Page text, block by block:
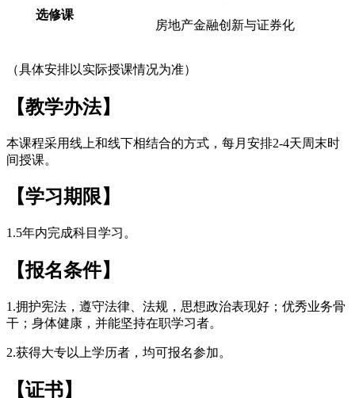
选修课
房地产金融创新与证券化
（具体安排以实际授课情况为准）
【教学办法】
本课程采用线上和线下相结合的方式，每月安排2-4天周末时
间授课。
【学习期限】
1.5年内完成科目学习。
【报名条件】
1.拥护宪法，遵守法律、法规，思想政治表现好；优秀业务骨
干；身体健康，并能坚持在职学习者。
2.获得大专以上学历者，均可报名参加。
【证书】